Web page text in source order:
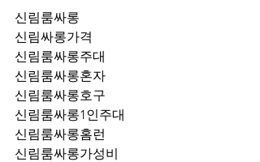
신림룸싸롱
신림싸롱가격
신림룸싸롱주대
신림룸싸롱혼자
신림룸싸롱호구
신림룸싸롱1인주대
신림룸싸롱홈런
신림룸싸롱가성비